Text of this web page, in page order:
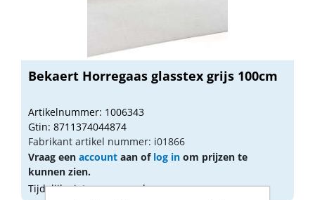
Bekaert Horregaas glasstex grijs 100cm
Artikelnummer: 1006343
Gtin: 8711374044874
Fabrikant artikel nummer: i01866
Vraag een account aan of log in om prijzen te
kunnen zien.
Tijdelijk niet op voorraad